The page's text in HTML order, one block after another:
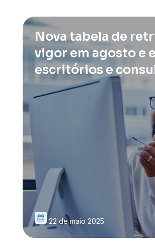
Nova tabela de
vigor em agosto e
escritórios e
22 de maio 2025